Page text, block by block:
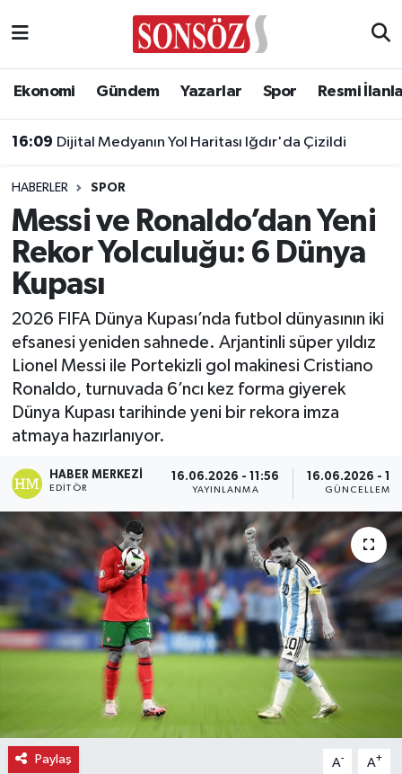
Ekonomi Gündem Yazarlar Spor Resmi
16:09 Dijital Medyanın Yol Haritası Iğdır'da Çizildi
HABERLER SPOR
Messi ve Ronaldo’dan Yeni
Rekor Yolculuğu: 6 Dünya
Kupası
2026 FIFA Dünya Kupası’nda futbol dünyasının iki
efsanesi yeniden sahnede. Arjantinli süper yıldız
Lionel Messi ile Portekizli gol makinesi Cristiano
Ronaldo, turnuvada 6’ncı kez forma giyerek
Dünya Kupası tarihinde yeni bir rekora imza
atmaya hazırlanıyor.
HABER MERKEZI
EDITÖR
16.06.2026 - 11:56
YAYINLANMA
16.06.2026 -
GÜNCELLEME
Paylaş A- A+
Asayiş
Biyografi
Çevre
Diğer
Dünya
Eğitim
Ekonomi
Eleman
Emlak
Gündem
Gurme
İlçe Haberleri
Keşfet
Ankara Nöbetçi Eczaneler
Ankara Trafik Yoğunluk Haritası
Süper Lig Puan Durumu ve Fikstür
Tüm Manşetler
Son Dakika Haberleri
Haber Arşivi